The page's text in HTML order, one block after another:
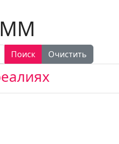
Поиск Очистить